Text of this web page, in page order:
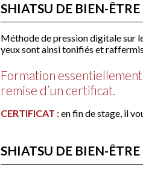
SHIATSU DE BIEN-
Méthode de pression digitale sur
yeux sont ainsi tonifiés et
Formation
remise d’un certificat.
CERTIFICAT :en fin de stage, il
SHIATSU DE BIEN-